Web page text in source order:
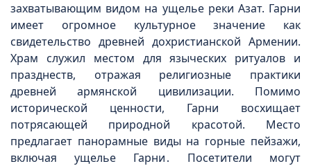
захватывающим видом на ущелье реки Азат. Гарни
имеет огромное культурное значение как
свидетельство древней дохристианской Армении.
Храм служил местом для языческих ритуалов и
празднеств, отражая религиозные практики
древней армянской цивилизации. Помимо
исторической ценности, Гарни восхищает
потрясающей природной красотой. Место
предлагает панорамные виды на горные пейзажи,
включая ущелье Гарни․ Посетители могут